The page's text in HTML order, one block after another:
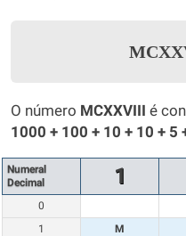
O número MCXXVIII é
1000 + 100 + 10 + 10 + 5
Numeral
Decimal
1
0
1
M